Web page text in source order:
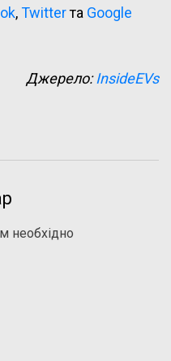
,Twitterта Google
Джерело:InsideEVs
необхідно